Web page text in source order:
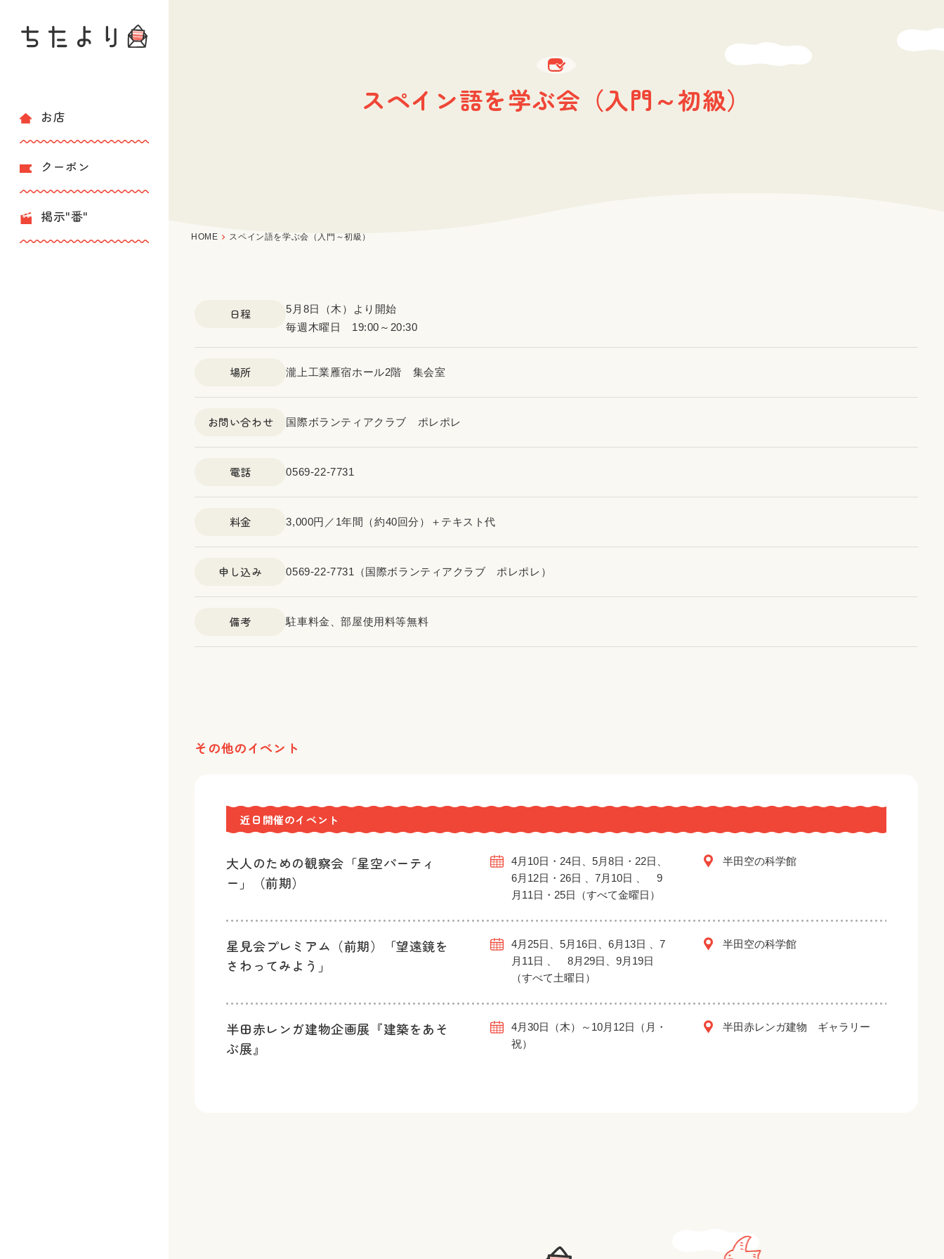
お店
クーポン
掲示"番"
スペイン語を学ぶ会（入門～初級）
HOME スペイン語を学ぶ会（入門～初級）
日程
5月8日（木）より開始
毎週木曜日 19:00～20:30
場所 瀧上工業雁宿ホール2階 集会室
お問い合わせ 国際ボランティアクラブ ポレポレ
電話 0569-22-7731
料金 3,000円／1年間（約40回分）＋テキスト代
申し込み 0569-22-7731（国際ボランティアクラブ ポレポレ）
備考 駐車料金、部屋使用料等無料
その他のイベント
近日開催のイベント
大人のための観察会「星空パーティ
ー」（前期）
4月10日・24日、5月8日・22日、
6月12日・26日 、7月10日 、 9
月11日・25日（すべて金曜日）
半田空の科学館
星見会プレミアム（前期）「望遠鏡を
さわってみよう」
4月25日、5月16日、6月13日 、7
月11日 、 8月29日、9月19日
（すべて土曜日）
半田空の科学館
半田赤レンガ建物企画展『建築をあそ
ぶ展』
4月30日（木）～10月12日（月・
祝）
半田赤レンガ建物 ギャラリー